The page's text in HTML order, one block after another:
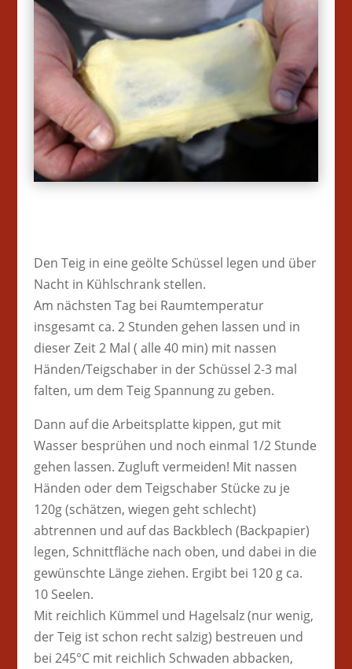
Den Teig in eine geölte Schüssel legen und über
Nacht in Kühlschrank stellen.
Am nächsten Tag bei Raumtemperatur
insgesamt ca. 2 Stunden gehen lassen und in
dieser Zeit 2 Mal ( alle 40 min) mit nassen
Händen/Teigschaber in der Schüssel 2-3 mal
falten, um dem Teig Spannung zu geben.
Dann auf die Arbeitsplatte kippen, gut mit
Wasser besprühen und noch einmal 1/2 Stunde
gehen lassen. Zugluft vermeiden! Mit nassen
Händen oder dem Teigschaber Stücke zu je
120g (schätzen, wiegen geht schlecht)
abtrennen und auf das Backblech (Backpapier)
legen, Schnittfläche nach oben, und dabei in die
gewünschte Länge ziehen. Ergibt bei 120 g ca.
10 Seelen.
Mit reichlich Kümmel und Hagelsalz (nur wenig,
der Teig ist schon recht salzig) bestreuen und
bei 245°C mit reichlich Schwaden abbacken,